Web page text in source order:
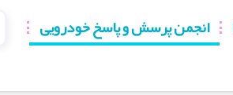
انجمن پرسش و پاسخ خودرویی